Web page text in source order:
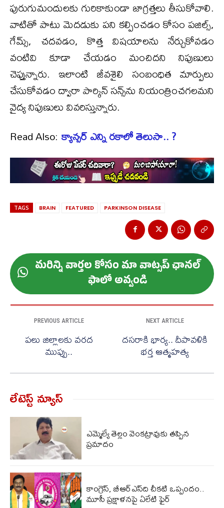
పురుగుమందులకు గురికాకుండా జాగ్రత్తలు తీసుకోవాలి.
వాటితో పాటు మెదడుకు పని కల్పించడం కోసం పజిల్స్,
గేమ్స్, చదవడం, కొత్త విషయాలను నేర్చుకోవడం
వంటివి కూడా చేయడం మంచిదని నిపుణులు
చెప్తున్నారు. ఇలాంటి జీవశైలి సంబంధిత మార్పులు
చేసుకోవడం ద్వారా పార్కిన్ సన్స్‌ను నియంత్రించగలమని
వైద్య నిపుణులు వివరిస్తున్నారు.
Read Also: క్యాన్సర్ ఎన్ని రకాలో తెలుసా.. ?
TAGS BRAIN FEATURED PARKINSON DISEASE
మ‌రిన్ని వార్త‌ల కోసం మా వాట్స‌ప్ ఛాన‌ల్
ఫాలో అవ్వండి
PREVIOUS ARTICLE
పలు జిల్లాలకు వరద
ముప్పు..
NEXT ARTICLE
దసరాకి భార్య.. దీపావళికి
భర్త ఆత్మహత్య
లేటెస్ట్ న్యూస్‌
ఎమ్మెల్యే తెల్లం వెంకట్రావుకు తప్పిన
ప్రమాదం
కాంగ్రెస్, బీఆర్ఎస్‌ది చీకటి ఒప్పందం..
మూసీ ప్రక్షాళనపై ఏలేటి ఫైర్